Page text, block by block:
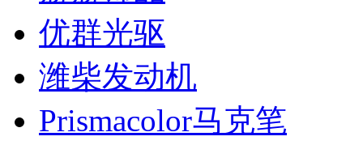
优群光驱
潍柴发动机
Prismacolor马克笔